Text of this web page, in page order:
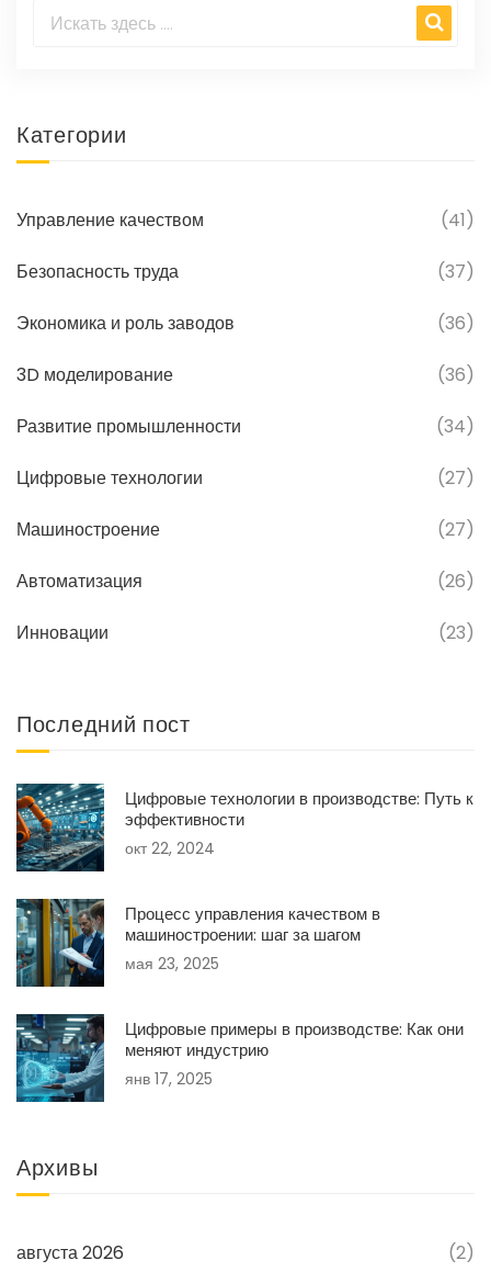
Категории
Управление качеством (41)
Безопасность труда (37)
Экономика и роль заводов (36)
3D моделирование (36)
Развитие промышленности (34)
Цифровые технологии (27)
Машиностроение (27)
Автоматизация (26)
Инновации (23)
Последний пост
Цифровые технологии в производстве: Путь к
эффективности
окт 22, 2024
Процесс управления качеством в
машиностроении: шаг за шагом
мая 23, 2025
Цифровые примеры в производстве: Как они
меняют индустрию
янв 17, 2025
Архивы
августа 2026 (2)